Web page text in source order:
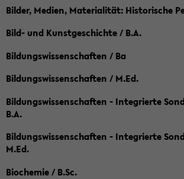
Bilder, Medien, Materialität: Historische
Bild- und Kunstgeschichte / B.A.
Bildungswissenschaften / Ba
Bildungswissenschaften / M.Ed.
Bildungswissenschaften - Integrierte
B.A.
Bildungswissenschaften - Integrierte
M.Ed.
Biochemie / B.Sc.